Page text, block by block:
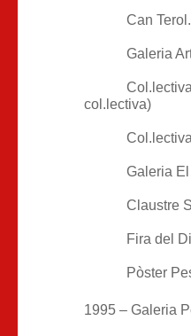
Can
Galeria
col.lectiva)
Galeria
Claustre
Fira del
Pòster
1995 – Galeria